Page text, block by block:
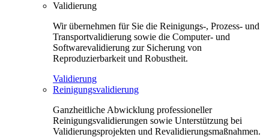
Validierung
Wir übernehmen für Sie die Reinigungs-, Prozess- und
Transportvalidierung sowie die Computer- und
Softwarevalidierung zur Sicherung von
Reproduzierbarkeit und Robustheit.
Validierung
Reinigungsvalidierung
Ganzheitliche Abwicklung professioneller
Reinigungsvalidierungen sowie Unterstützung bei
Validierungsprojekten und Revalidierungsmaßnahmen.